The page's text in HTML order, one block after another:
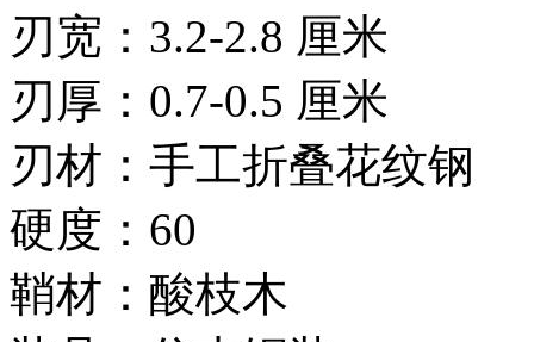
刃宽：3.2-2.8 厘米
刃厚：0.7-0.5 厘米
刃材：手工折叠花纹钢
硬度：60
鞘材：酸枝木